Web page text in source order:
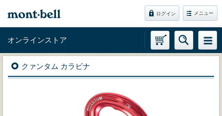
ログイン メニュー
オンラインストア
クァンタム カラビナ